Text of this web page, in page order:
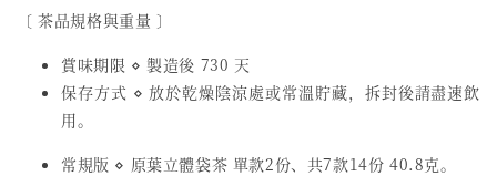
〔 茶品規格與重量 〕
賞味期限 ⋄ 製造後 730 天
保存方式 ⋄ 放於乾燥陰涼處或常溫貯藏，拆封後請盡速飲
用。
常規版 ⋄ 原葉立體袋茶 單款2份、共7款14份 40.8克。